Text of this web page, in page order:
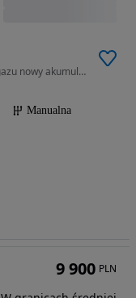
2198 cm3 • 144 KM • pierwszy właściciel bez gazu nowy akumulator nowy rozrząd
Manualna
9 900 PLN